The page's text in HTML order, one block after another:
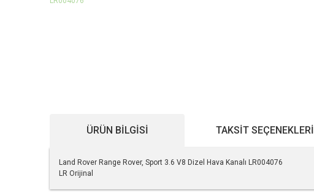
ÜRÜN BILGISI TAKSIT SEÇENEKLERI
Land Rover Range Rover, Sport 3.6 V8 Dizel Hava Kanalı LR004076
LR Orijinal